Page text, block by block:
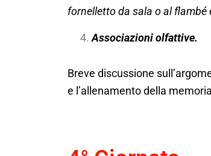
fornelletto da sala o al
Associazioni olfattive.
Breve discussione
e l’allenamento della